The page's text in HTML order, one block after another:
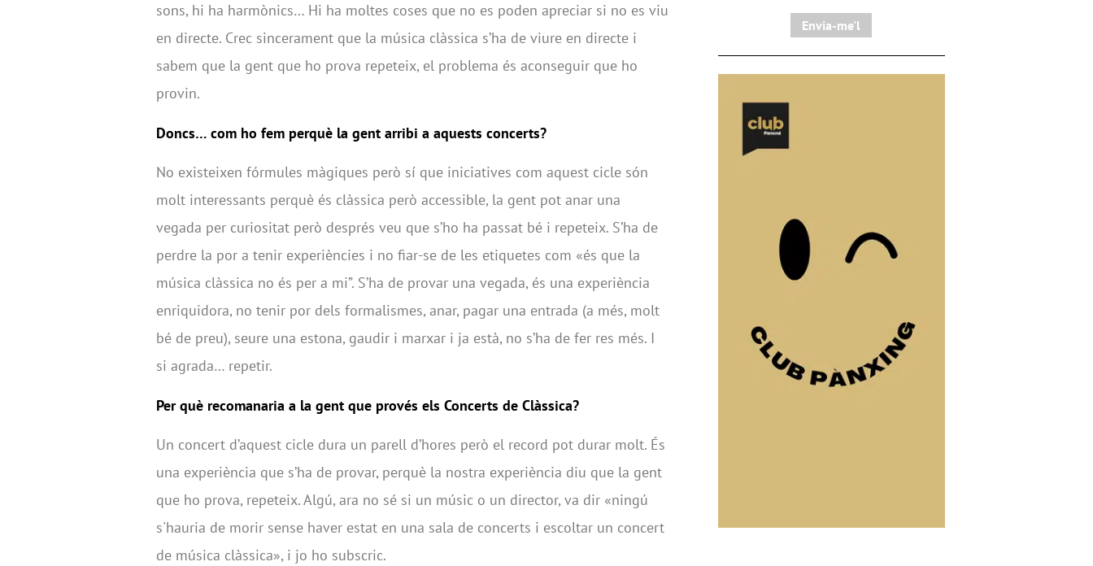
sons, hi ha harmònics… Hi ha moltes coses que no es poden apreciar si no es viu
en directe. Crec sincerament que la música clàssica s’ha de viure en directe i
sabem que la gent que ho prova repeteix, el problema és aconseguir que ho
provin.
Doncs… com ho fem perquè la gent arribi a aquests concerts?
No existeixen fórmules màgiques però sí que iniciatives com aquest cicle són
molt interessants perquè és clàssica però accessible, la gent pot anar una
vegada per curiositat però després veu que s’ho ha passat bé i repeteix. S’ha de
perdre la por a tenir experiències i no fiar-se de les etiquetes com «és que la
música clàssica no és per a mi”. S’ha de provar una vegada, és una experiència
enriquidora, no tenir por dels formalismes, anar, pagar una entrada (a més, molt
bé de preu), seure una estona, gaudir i marxar i ja està, no s’ha de fer res més. I
si agrada… repetir.
Per què recomanaria a la gent que provés els Concerts de Clàssica?
Un concert d’aquest cicle dura un parell d’hores però el record pot durar molt. És
una experiència que s’ha de provar, perquè la nostra experiència diu que la gent
que ho prova, repeteix. Algú, ara no sé si un músic o un director, va dir «ningú
s'hauria de morir sense haver estat en una sala de concerts i escoltar un concert
de música clàssica», i jo ho subscric.
Envia-me'l